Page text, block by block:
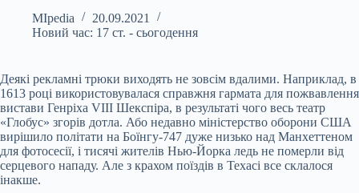
MIpedia
20.09.2021
Новий час: 17 ст. - сьогодення
Деякі рекламні трюки виходять не зовсім вдалими. Наприклад, в
1613 році використовувалася справжня гармата для пожвавлення
вистави Генріха VIII Шекспіра, в результаті чого весь театр
«Глобус» згорів дотла. Або недавно міністерство оборони США
вирішило політати на Боїнгу-747 дуже низько над Манхеттеном
для фотосесії, і тисячі жителів Нью-Йорка ледь не померли від
серцевого нападу. Але з крахом поїздів в Техасі все склалося
інакше.